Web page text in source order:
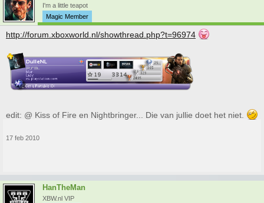
I'm a little teapot
Magic Member
http://forum.xboxworld.nl/showthread.php?t=96974
edit: @ Kiss of Fire en Nightbringer... Die van jullie doet het niet.
17 feb 2010
HanTheMan
XBW.nl VIP